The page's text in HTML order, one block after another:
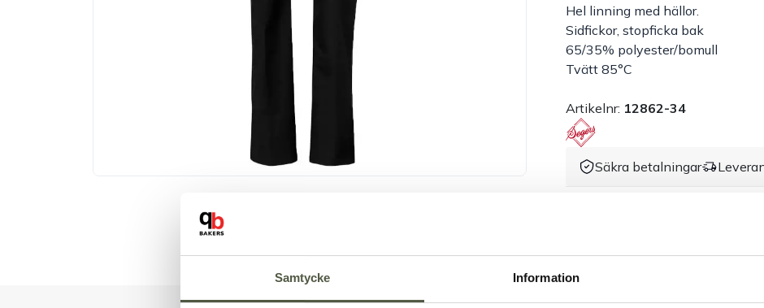
Samtycke Information
Hel linning med hällor.
Sidfickor, stopficka bak
65/35% polyester/bomull
Tvätt 85°C
Artikelnr: 12862-34
Säkra betalningar
Dokument &